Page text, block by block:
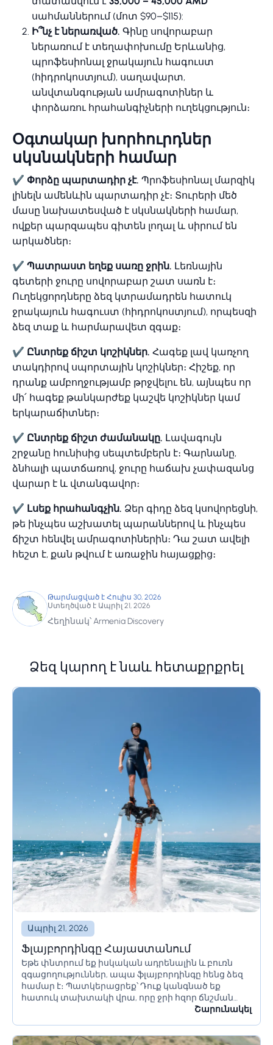
սահմաններում (մոտ $90–$115):
Ի՞նչ է ներառված. Գինը սովորաբար
ներառում է տեղափոխումը Երևանից,
պրոֆեսիոնալ ջրակայուն հագուստ
(հիդրոկոստյում), սաղավարտ,
անվտանգության ամրագոտիներ և
փորձառու հրահանգիչների ուղեկցություն։
Օգտակար խորհուրդներ
սկսնակների համար
✔ Փորձը պարտադիր չէ. Պրոֆեսիոնալ մարզիկ
լինելն ամենևին պարտադիր չէ։ Տուրերի մեծ
մասը նախատեսված է սկսնակների համար,
ովքեր պարզապես գիտեն լողալ և սիրում են
արկածներ։
✔ Պատրաստ եղեք սառը ջրին. Լեռնային
գետերի ջուրը սովորաբար շատ սառն է։
Ուղեկցորդները ձեզ կտրամադրեն հատուկ
ջրակայուն հագուստ (հիդրոկոստյում), որպեսզի
ձեզ տաք և հարմարավետ զգաք։
✔ Ընտրեք ճիշտ կոշիկներ. Հագեք լավ կառչող
տակդիրով սպորտային կոշիկներ։ Հիշեք, որ
դրանք ամբողջությամբ թրջվելու են, այնպես որ
մի՛ հագեք թանկարժեք կաշվե կոշիկներ կամ
երկարաճիտներ։
✔ Ընտրեք ճիշտ ժամանակը. Լավագույն
շրջանը հունիսից սեպտեմբերն է։ Գարնանը,
ձնհալի պատճառով, ջուրը հաճախ չափազանց
վարար է և վտանգավոր։
✔ Լսեք հրահանգչին. Ձեր գիդը ձեզ կսովորեցնի,
թե ինչպես աշխատել պարաններով և ինչպես
ճիշտ հենվել ամրագոտիներին։ Դա շատ ավելի
հեշտ է, քան թվում է առաջին հայացքից։
Ստեղծված է Ապրիլ 21, 2026
Թարմացված է Հուլիս 30, 2026
Հեղինակ՝ Armenia Discovery
Ձեզ կարող է նաև հետաքրքրել
Ապրիլ 21, 2026
Ֆլայբորդինգը Հայաստանում
Եթե փնտրում եք իսկական ադրենալին և բուռն
զգացողություններ, ապա ֆլայբորդինգը հենց ձեզ
համար է։ Պատկերացրեք՝ Դուք կանգնած եք
հատուկ տախտակի վրա, որը ջրի հզոր ճնշման
շնորհիվ ձեզ բարձրացնում է օդ։ Հայաստանում
Շարունակել